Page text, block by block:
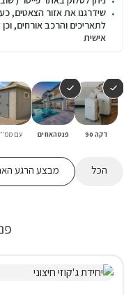
שידרגנו את אזור הצאטים,
לתאריכים והרכב אורחים,
אישית
דקה 90 פנטהאוזים עם
הכל מבצע הרגע